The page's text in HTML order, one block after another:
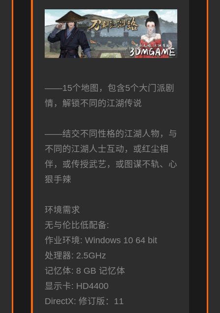
——15个地图，包含5个大门派剧
情，解锁不同的江湖传说
——结交不同性格的江湖人物，与
不同的江湖人士互动，或红尘相
伴，或传授武艺，或图谋不轨、心
狠手辣
环境需求
无与伦比低配备:
作业环境: Windows 10 64 bit
处理器: 2.5GHz
记忆体: 8 GB 记忆体
显示卡: HD4400
DirectX: 修订版：11